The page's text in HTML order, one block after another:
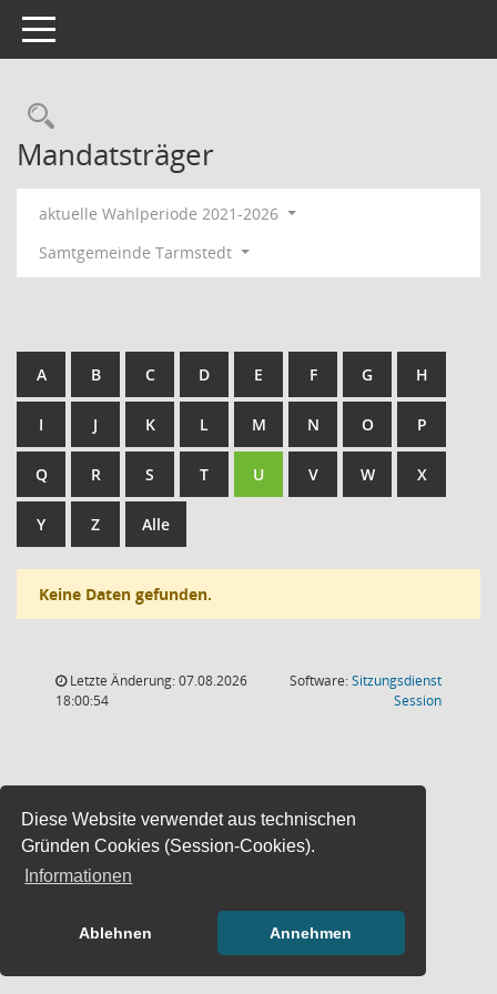
Diese Website verwendet aus technischen
Gründen Cookies (Session-Cookies).
Informationen
Ablehnen Annehmen
Toggle navigation
Rechercheauswahl
Mandatsträger
aktuelle Wahlperiode 2021-2026
Samtgemeinde Tarmstedt
A B C D E F G H
I J K L M N O P
Q R S T U V W X
Y Z Alle
Keine Daten gefunden.
Letzte Änderung: 07.08.2026
18:00:54
Software:Sitzungsdienst
Session(Wird in